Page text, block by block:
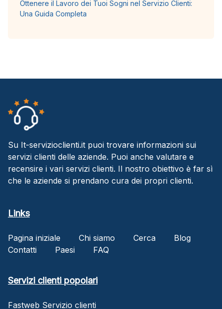
Ottenere il Lavoro dei Tuoi Sogni nel Servizio Clienti:
Una Guida Completa
Su It-servizioclienti.it puoi trovare informazioni sui
servizi clienti delle aziende. Puoi anche valutare e
recensire i vari servizi clienti. Il nostro obiettivo è far sì
che le aziende si prendano cura dei propri clienti.
Links
Pagina iniziale Chi siamo Cerca
Blog
Contatti
Paesi FAQ
Servizi clienti popolari
Fastweb Servizio clienti